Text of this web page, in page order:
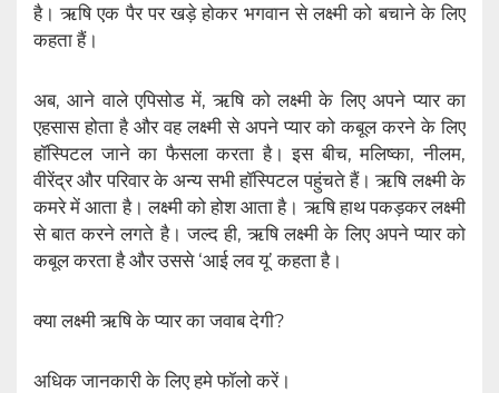
है। ऋषि एक पैर पर खड़े होकर भगवान से लक्ष्मी को बचाने के लिए
कहता हैं।
अब, आने वाले एपिसोड में, ऋषि को लक्ष्मी के लिए अपने प्यार का
एहसास होता है और वह लक्ष्मी से अपने प्यार को कबूल करने के लिए
हॉस्पिटल जाने का फैसला करता है। इस बीच, मलिष्का, नीलम,
वीरेंद्र और परिवार के अन्य सभी हॉस्पिटल पहुंचते हैं। ऋषि लक्ष्मी के
कमरे में आता है। लक्ष्मी को होश आता है। ऋषि हाथ पकड़कर लक्ष्मी
से बात करने लगते है। जल्द ही, ऋषि लक्ष्मी के लिए अपने प्यार को
कबूल करता है और उससे ‘आई लव यू’ कहता है।
क्या लक्ष्मी ऋषि के प्यार का जवाब देगी?
अधिक जानकारी के लिए हमे फॉलो करें।